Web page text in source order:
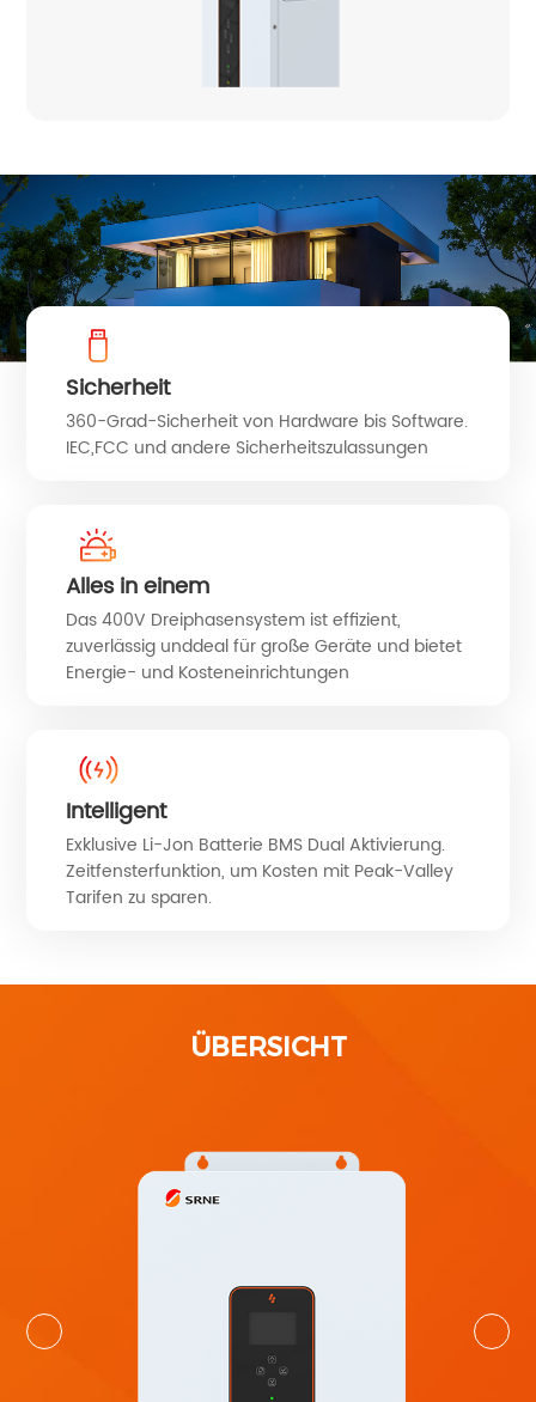
Sicherheit
360-Grad-Sicherheit von Hardware bis Software.
IEC,FCC und andere Sicherheitszulassungen
Alles in einem
Das 400V Dreiphasensystem ist effizient,
zuverlässig unddeal für große Geräte und bietet
Energie- und Kosteneinrichtungen
Intelligent
Exklusive Li-Jon Batterie BMS Dual Aktivierung.
Zeitfensterfunktion, um Kosten mit Peak-Valley
Tarifen zu sparen.
ÜBERSICHT